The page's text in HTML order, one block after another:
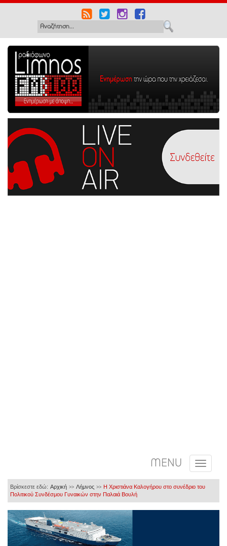
MENU
Βρίσκεστε εδώ: Αρχική >> Λήμνος >> Η Χριστιάνα Καλογήρου στο συνέδριο του
Πολιτικού Συνδέσμου Γυναικών στην Παλαιά Βουλή